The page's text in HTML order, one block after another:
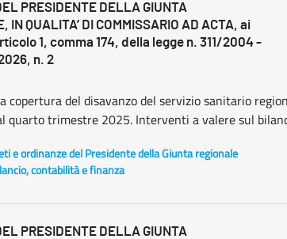
PRESIDENTE DELLA GIUNTA
IN QUALITA’ DI COMMISSARIO AD ACTA, ai
1, comma 174, della legge n. 311/2004 -
n. 2
copertura del disavanzo del servizio sanitario
quarto trimestre 2025. Interventi a valere sul
e ordinanze del Presidente della Giunta regionale
contabilità e finanza
PRESIDENTE DELLA GIUNTA